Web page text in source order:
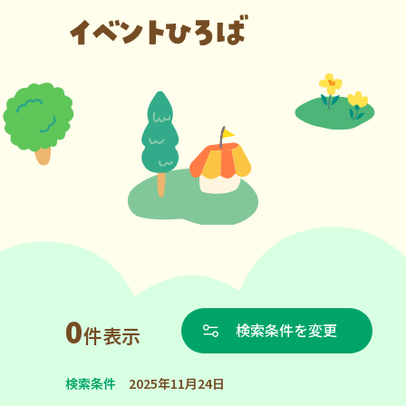
0件表示 検索条件を変更
検索条件 2025年11月24日